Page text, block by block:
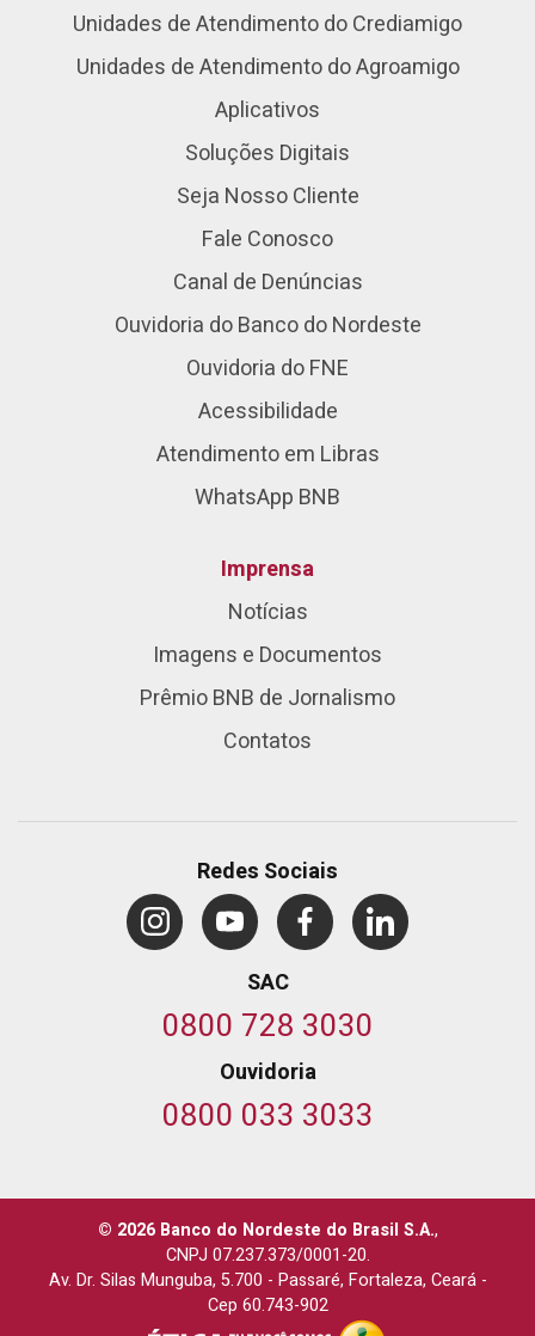
Unidades de Atendimento do Crediamigo
Unidades de Atendimento do Agroamigo
Aplicativos
Soluções Digitais
Seja Nosso Cliente
Fale Conosco
Canal de Denúncias
Ouvidoria do Banco do Nordeste
Ouvidoria do FNE
Acessibilidade
Atendimento em Libras
WhatsApp BNB
Imprensa
Notícias
Imagens e Documentos
Prêmio BNB de Jornalismo
Contatos
Redes Sociais
SAC
0800 728 3030
Ouvidoria
0800 033 3033
© 2026 Banco do Nordeste do Brasil S.A.,
CNPJ 07.237.373/0001-20.
Av. Dr. Silas Munguba, 5.700 - Passaré, Fortaleza, Ceará-
Cep 60.743-902